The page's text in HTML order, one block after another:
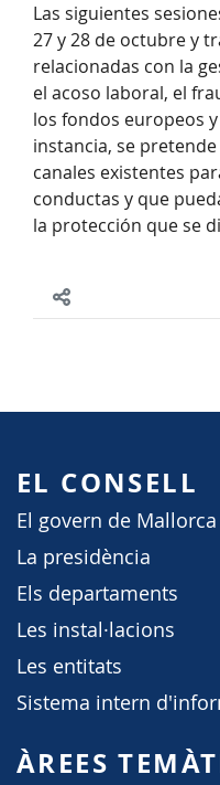
Las siguientes
27 y 28 de octubre y
relacionadas con la
el acoso laboral, el
los fondos europeos
instancia, se
canales existentes
conductas y que
la protección que se
EL CONSELL
El govern de Mallorca
La presidència
Els departaments
Les instal·lacions
Les entitats
Sistema intern
ÀREES